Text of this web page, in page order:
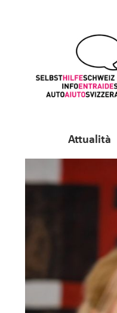
Attualità